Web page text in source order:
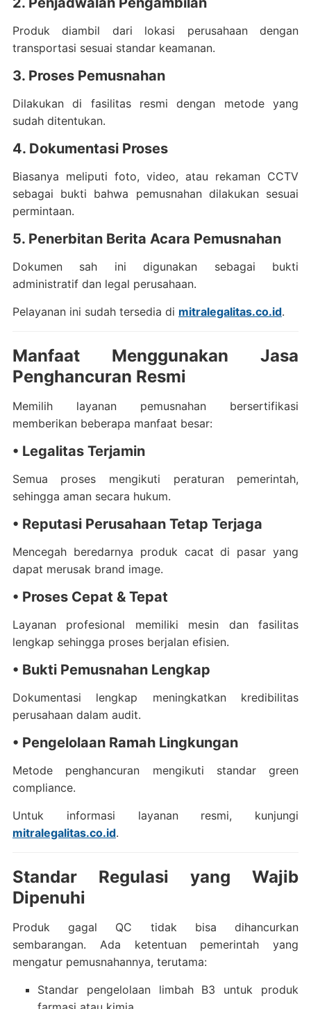
Produk diambil dari lokasi perusahaan dengan
transportasi sesuai standar keamanan.
3. Proses Pemusnahan
Dilakukan di fasilitas resmi dengan metode yang
sudah ditentukan.
4. Dokumentasi Proses
Biasanya meliputi foto, video, atau rekaman CCTV
sebagai bukti bahwa pemusnahan dilakukan sesuai
permintaan.
5. Penerbitan Berita Acara Pemusnahan
Dokumen sah ini digunakan sebagai bukti
administratif dan legal perusahaan.
Pelayanan ini sudah tersedia di mitralegalitas.co.id.
Manfaat Menggunakan Jasa
Penghancuran Resmi
Memilih layanan pemusnahan bersertifikasi
memberikan beberapa manfaat besar:
• Legalitas Terjamin
Semua proses mengikuti peraturan pemerintah,
sehingga aman secara hukum.
• Reputasi Perusahaan Tetap Terjaga
Mencegah beredarnya produk cacat di pasar yang
dapat merusak brand image.
• Proses Cepat & Tepat
Layanan profesional memiliki mesin dan fasilitas
lengkap sehingga proses berjalan efisien.
• Bukti Pemusnahan Lengkap
Dokumentasi lengkap meningkatkan kredibilitas
perusahaan dalam audit.
• Pengelolaan Ramah Lingkungan
Metode penghancuran mengikuti standar green
compliance.
Untuk informasi layanan resmi, kunjungi
mitralegalitas.co.id.
Standar Regulasi yang Wajib
Dipenuhi
Produk gagal QC tidak bisa dihancurkan
sembarangan. Ada ketentuan pemerintah yang
mengatur pemusnahannya, terutama:
Standar pengelolaan limbah B3 untuk produk